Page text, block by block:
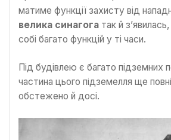
матиме функції захисту від
велика синагога так й
собі багато функцій у ті часи.
Під будівлею є багато підземних
частина цього підземелля ще
обстежено й досі.